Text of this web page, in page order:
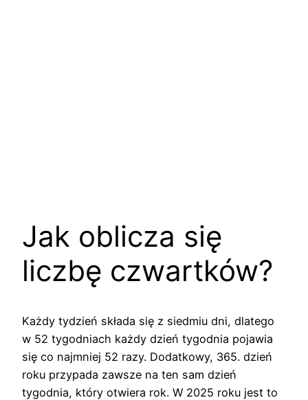
Jak oblicza się
liczbę czwartków?
Każdy tydzień składa się z siedmiu dni, dlatego
w 52 tygodniach każdy dzień tygodnia pojawia
się co najmniej 52 razy. Dodatkowy, 365. dzień
roku przypada zawsze na ten sam dzień
tygodnia, który otwiera rok. W 2025 roku jest to